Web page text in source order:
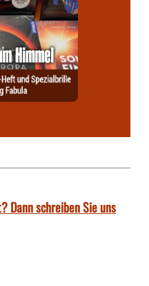
Dann schreiben Sie uns